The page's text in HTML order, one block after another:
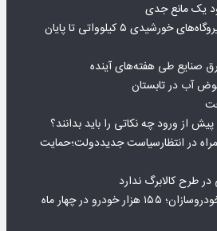
یک مانع جدی
تجهیز ۱۲ هزار مدرسه به نیروگاه‌های خورشیدی ۵ کیلوواتی تا پایان
صنایع طی هفته‌های آینده
آب در تابستان
پیش از ورود چه نکاتی را باید بدانند؟
در انتظارسیاست جدیددولت؛حمایت
طرح کالابرگ ندارد
افت ۳۴ درصدی فروش خودروسازان؛ ۱۵۵ هزار خودرو در چهار ماه